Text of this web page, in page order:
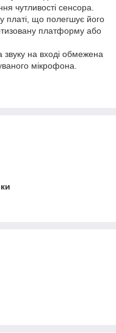
чутливості сенсора.
платі, що полегшує його
платформу або
звуку на вході обмежена
мікрофона.